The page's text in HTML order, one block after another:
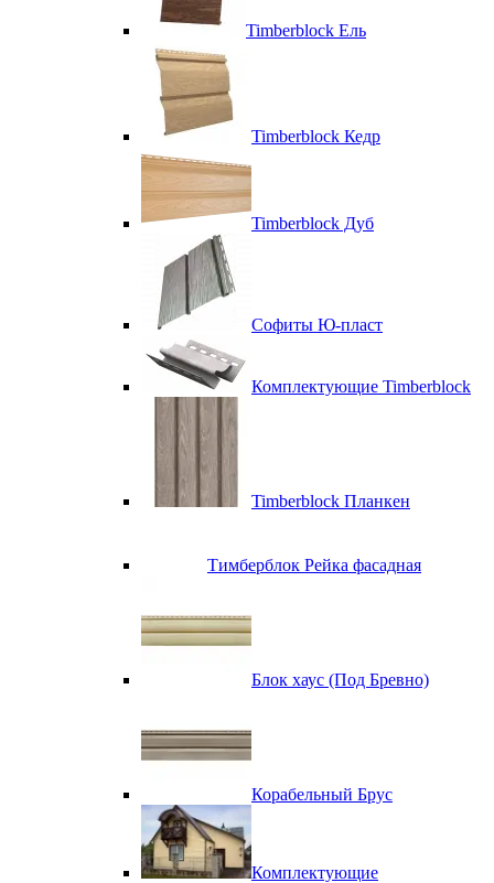
Timberblock Ель
Timberblock Кедр
Timberblock Дуб
Софиты Ю-пласт
Комплектующие Timberblock
Timberblock Планкен
Тимберблок Рейка фасадная
Блок хаус (Под Бревно)
Корабельный Брус
Комплектующие